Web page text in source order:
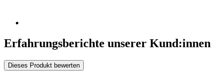
Erfahrungsberichte unserer Kund:innen
Dieses Produkt bewerten